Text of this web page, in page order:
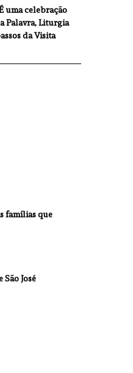
uma celebração
Palavra, Liturgia
da Visita
famílias que
José